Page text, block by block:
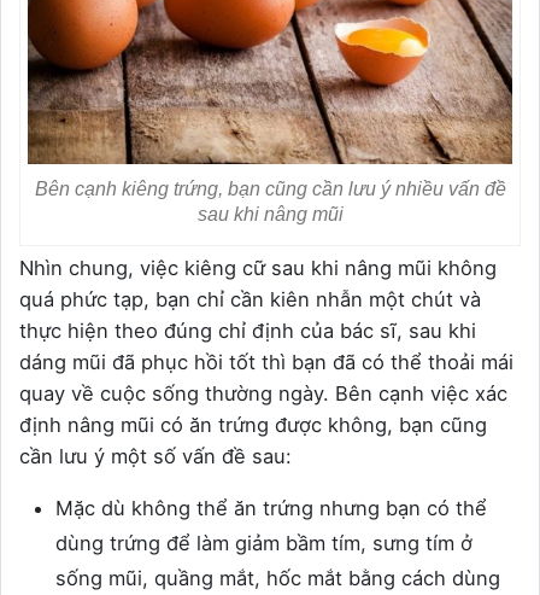
Bên cạnh kiêng trứng, bạn cũng cần lưu ý nhiều vấn đề
sau khi nâng mũi
Nhìn chung, việc kiêng cữ sau khi nâng mũi không
quá phức tạp, bạn chỉ cần kiên nhẫn một chút và
thực hiện theo đúng chỉ định của bác sĩ, sau khi
dáng mũi đã phục hồi tốt thì bạn đã có thể thoải mái
quay về cuộc sống thường ngày. Bên cạnh việc xác
định nâng mũi có ăn trứng được không, bạn cũng
cần lưu ý một số vấn đề sau:
Mặc dù không thể ăn trứng nhưng bạn có thể
dùng trứng để làm giảm bầm tím, sưng tím ở
sống mũi, quầng mắt, hốc mắt bằng cách dùng